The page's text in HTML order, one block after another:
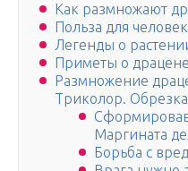
Как размножают
Польза для
Легенды о
Приметы о драцене
Размножение
Триколор. Обрезка
Маргината
Борьба с